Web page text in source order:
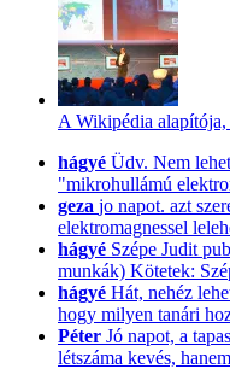
A Wikipédia
hágyé Üdv. Nem
"mikrohullámú
geza jo napot. azt
elektromagnessel
hágyé Szépe Judit
munkák) Kötetek:
hágyé Hát, nehéz
hogy milyen tanári
Péter Jó napot, a
létszáma kevés,